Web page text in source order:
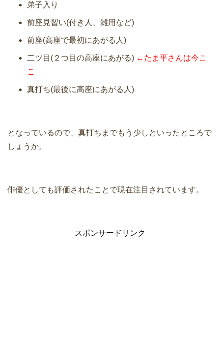
弟子入り
前座見習い(付き人、雑用など)
前座(高座で最初にあがる人)
二ツ目(２つ目の高座にあがる) ←たま平さんは今こ
こ
真打ち(最後に高座にあがる人)
となっているので、真打ちまでもう少しといったところで
しょうか。
俳優としても評価されたことで現在注目されています。
スポンサードリンク